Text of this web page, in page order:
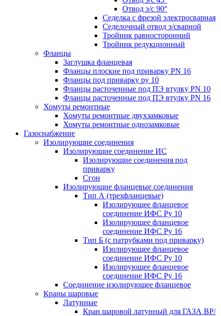
Отвод э/с 90°
Седелка с фрезой электросварная
Седелочный отвод э/сварной
Тройник равносторонний
Тройник редукционный
Фланцы
Заглушка фланцевая
Фланцы плоские под приварку PN 16
Фланцы под приварку ру 10
Фланцы расточенные под ПЭ втулку PN 10
Фланцы расточенные под ПЭ втулку PN 16
Хомуты ремонтные
Хомуты ремонтные двухзамковые
Хомуты ремонтные однозамковые
Газоснабжение
Изолирующие соединения
Изолирующие соединение ИС
Изолирующие соединения под
приварку
Сгон
Изолирующие фланцевые соединения
Тип А (трехфланцевые)
Изолирующее фланцевое
соединение ИФС Ру 10
Изолирующее фланцевое
соединение ИФС Ру 16
Тип Б (с патрубками под приварку)
Изолирующее фланцевое
соединение ИФС Ру 10
Изолирующее фланцевое
соединение ИФС Ру 16
Соединение изолирующее фланцевое
Краны шаровые
Латунные
Кран шаровой латунный для ГАЗА ВР/